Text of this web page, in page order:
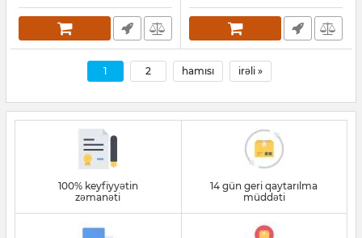
1 2 hamısı irəli »
100% keyfiyyətin
zəmanəti
14 gün geri qaytarılma
müddəti